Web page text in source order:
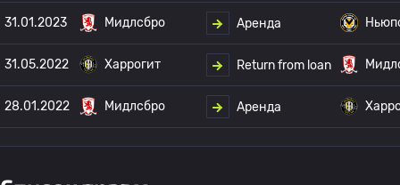
31.01.2023 Мидлсбро Аренда
31.05.2022 Харрогит Return from loan
28.01.2022 Мидлсбро Аренда